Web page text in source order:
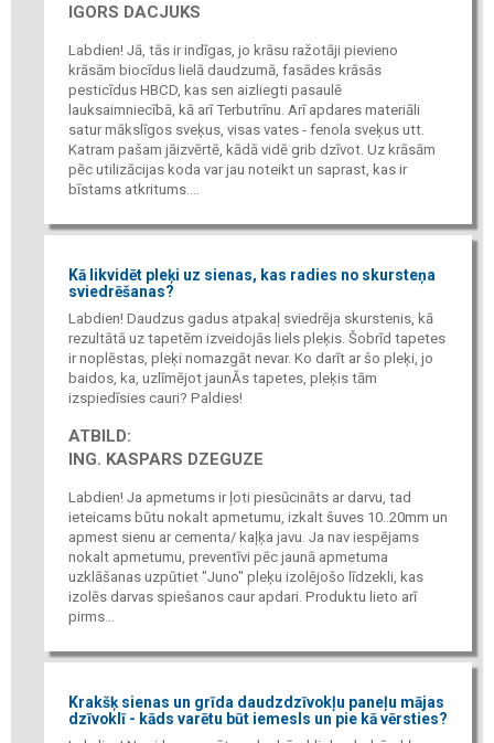
IGORS DACJUKS
Labdien! Jā, tās ir indīgas, jo krāsu ražotāji pievieno
krāsām biocīdus lielā daudzumā, fasādes krāsās
pesticīdus HBCD, kas sen aizliegti pasaulē
lauksaimniecībā, kā arī Terbutrīnu. Arī apdares materiāli
satur mākslīgos sveķus, visas vates - fenola sveķus utt.
Katram pašam jāizvērtē, kādā vidē grib dzīvot. Uz krāsām
pēc utilizācijas koda var jau noteikt un saprast, kas ir
bīstams atkritums....
Kā likvidēt pleķi uz sienas, kas radies no skursteņa
sviedrēšanas?
Labdien! Daudzus gadus atpakaļ sviedrēja skurstenis, kā
rezultātā uz tapetēm izveidojās liels pleķis. Šobrīd tapetes
ir noplēstas, pleķi nomazgāt nevar. Ko darīt ar šo pleķi, jo
baidos, ka, uzlīmējot jaunĀs tapetes, pleķis tām
izspiedīsies cauri? Paldies!
ATBILD:
ING. KASPARS DZEGUZE
Labdien! Ja apmetums ir ļoti piesūcināts ar darvu, tad
ieteicams būtu nokalt apmetumu, izkalt šuves 10..20mm un
apmest sienu ar cementa/ kaļķa javu. Ja nav iespējams
nokalt apmetumu, preventīvi pēc jaunā apmetuma
uzklāšanas uzpūtiet "Juno" pleķu izolējošo līdzekli, kas
izolēs darvas spiešanos caur apdari. Produktu lieto arī
pirms...
Krakšķ sienas un grīda daudzdzīvokļu paneļu mājas
dzīvoklī - kāds varētu būt iemesls un pie kā vērsties?